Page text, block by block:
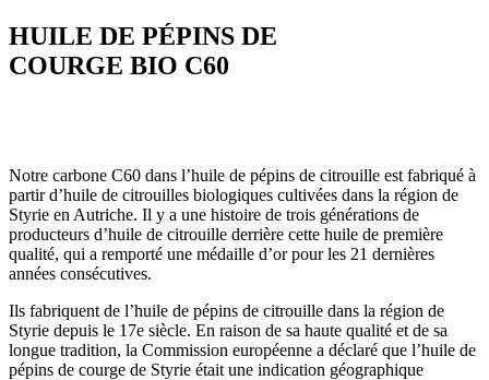
HUILE DE PÉPINS DE
COURGE BIO C60
Notre carbone C60 dans l’huile de pépins de citrouille est fabriqué à
partir d’huile de citrouilles biologiques cultivées dans la région de
Styrie en Autriche. Il y a une histoire de trois générations de
producteurs d’huile de citrouille derrière cette huile de première
qualité, qui a remporté une médaille d’or pour les 21 dernières
années consécutives.
Ils fabriquent de l’huile de pépins de citrouille dans la région de
Styrie depuis le 17e siècle. En raison de sa haute qualité et de sa
longue tradition, la Commission européenne a déclaré que l’huile de
pépins de courge de Styrie était une indication géographique